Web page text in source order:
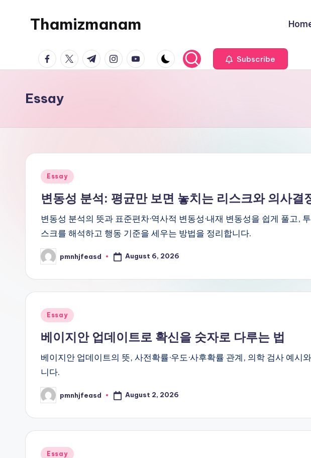
Thamizmanam
facebook.com
twitter.com
t.me instagram.com
youtube.com Subscribe
Essay
Posted
Essay
변동성 분석: 평균만 보면 놓치는 리스크와 의사결
변동성 분석의 뜻과 표준편차·역사적 변동성·내재 변동성을 쉽게 풀고,
스크를 해석하고 행동 기준을 세우는 방법을 정리합니다.
Posted
by
pmnhjfeasd August 6, 2026
Posted
Essay
베이지안 업데이트로 확신을 숫자로 다루는 법
베이지안 업데이트의 뜻, 사전확률·우도·사후확률 관계, 의학 검사 예시
니다.
Posted
by
pmnhjfeasd August 2, 2026
Posted
Essay